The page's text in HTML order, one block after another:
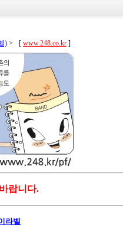
) > [ www.248.co.kr ]
랍니다.
라벨